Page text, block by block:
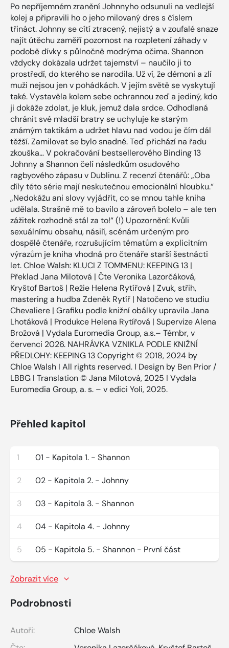
Po nepříjemném zranění Johnnyho odsunuli na vedlejší
kolej a připravili ho o jeho milovaný dres s číslem
třináct. Johnny se cítí ztracený, nejistý a v zoufalé snaze
najít útěchu zaměří pozornost na rozpletení záhady v
podobě dívky s půlnočně modrýma očima. Shannon
vždycky dokázala udržet tajemství – naučilo ji to
prostředí, do kterého se narodila. Už ví, že démoni a zlí
muži nejsou jen v pohádkách. V jejím světě se vyskytují
také. Vystavěla kolem sebe ochrannou zeď a jediný, kdo
ji dokáže zdolat, je kluk, jemuž dala srdce. Odhodlaná
chránit své mladší bratry se uchyluje ke starým
známým taktikám a udržet hlavu nad vodou je čím dál
těžší. Zamilovat se bylo snadné. Teď přichází na řadu
zkouška… V pokračování bestsellerového Binding 13
Johnny a Shannon čelí následkům osudového
ragbyového zápasu v Dublinu. Z recenzí čtenářů: „Oba
díly této série mají neskutečnou emocionální hloubku.“
„Nedokážu ani slovy vyjádřit, co se mnou tahle kniha
udělala. Strašně mě to bavilo a zároveň bolelo – ale ten
zážitek rozhodně stál za to!“ (!) Upozornění: Kvůli
sexuálnímu obsahu, násilí, scénám určeným pro
dospělé čtenáře, rozrušujícím tématům a explicitním
výrazům je kniha vhodná pro čtenáře starší šestnácti
let. Chloe Walsh: KLUCI Z TOMMENU: KEEPING 13 |
Překlad Jana Milotová | Čte Veronika Lazorčáková,
Kryštof Bartoš | Režie Helena Rytířová | Zvuk, střih,
mastering a hudba Zdeněk Rytíř | Natočeno ve studiu
Chevaliere | Grafiku podle knižní obálky upravila Jana
Lhotáková | Produkce Helena Rytířová | Supervize Alena
Brožová | Vydala Euromedia Group, a.s.– Témbr, v
červenci 2026. NAHRÁVKA VZNIKLA PODLE KNIŽNÍ
PŘEDLOHY: KEEPING 13 Copyright © 2018, 2024 by
Chloe Walsh I All rights reserved. I Design by Ben Prior /
LBBG I Translation © Jana Milotová, 2025 I Vydala
Euromedia Group, a. s. – v edici Yoli, 2025.
Přehled kapitol
1 01 - Kapitola 1. - Shannon
2 02 - Kapitola 2. - Johnny
3 03 - Kapitola 3. - Shannon
4 04 - Kapitola 4. - Johnny
5 05 - Kapitola 5. - Shannon - První část
Zobrazit více
Podrobnosti
Autoři:
Chloe Walsh